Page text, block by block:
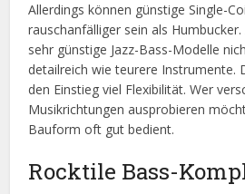
Allerdings können günstige Single-
rauschanfälliger sein als
sehr günstige Jazz-Bass-Modelle
detailreich wie teurere Instrumente.
den Einstieg viel Flexibilität. Wer
Musikrichtungen ausprobieren
Bauform oft gut bedient.
Rocktile Bass-